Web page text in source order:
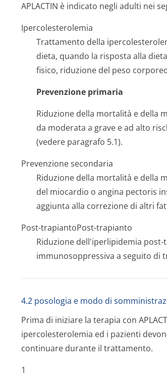
APLACTIN è indicato negli adulti nei
Ipercolesterolemia
Trattamento della
dieta, quando la risposta alla
fisico, riduzione del peso
Prevenzione primaria
Riduzione della mortalità e della
da moderata a grave e ad alto
(vedere paragrafo 5.1).
Prevenzione secondaria
Riduzione della mortalità e della
del miocardio o angina pectoris
aggiunta alla correzione di altri
Post-trapiantoPost-trapianto
Riduzione dell'iperlipidemia
immunosoppressiva a seguito di
4.2 posologia e modo di
Prima di iniziare la terapia con
ipercolesterolemia ed i pazienti
continuare durante il trattamento.
1